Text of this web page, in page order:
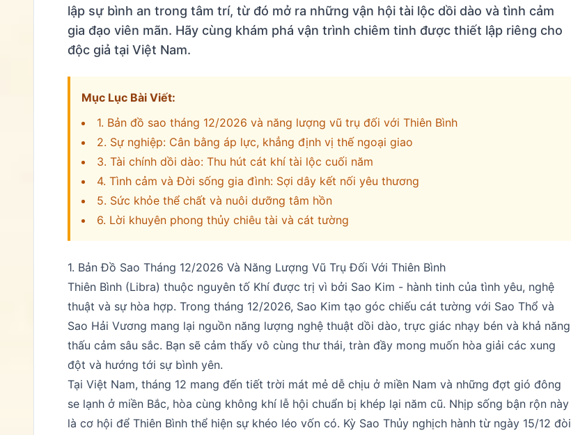
lập sự bình an trong tâm trí, từ đó mở ra những vận hội tài lộc dồi dào và tình cảm
gia đạo viên mãn. Hãy cùng khám phá vận trình chiêm tinh được thiết lập riêng cho
độc giả tại Việt Nam.
Mục Lục Bài Viết:
1. Bản đồ sao tháng 12/2026 và năng lượng vũ trụ đối với Thiên Bình
2. Sự nghiệp: Cân bằng áp lực, khẳng định vị thế ngoại giao
3. Tài chính dồi dào: Thu hút cát khí tài lộc cuối năm
4. Tình cảm và Đời sống gia đình: Sợi dây kết nối yêu thương
5. Sức khỏe thể chất và nuôi dưỡng tâm hồn
6. Lời khuyên phong thủy chiêu tài và cát tường
1. Bản Đồ Sao Tháng 12/2026 Và Năng Lượng Vũ Trụ Đối Với Thiên Bình
Thiên Bình (Libra) thuộc nguyên tố Khí được trị vì bởi Sao Kim - hành tinh của tình yêu, nghệ
thuật và sự hòa hợp. Trong tháng 12/2026, Sao Kim tạo góc chiếu cát tường với Sao Thổ và
Sao Hải Vương mang lại nguồn năng lượng nghệ thuật dồi dào, trực giác nhạy bén và khả năng
thấu cảm sâu sắc. Bạn sẽ cảm thấy vô cùng thư thái, tràn đầy mong muốn hòa giải các xung
đột và hướng tới sự bình yên.
Tại Việt Nam, tháng 12 mang đến tiết trời mát mẻ dễ chịu ở miền Nam và những đợt gió đông
se lạnh ở miền Bắc, hòa cùng không khí lễ hội chuẩn bị khép lại năm cũ. Nhịp sống bận rộn này
là cơ hội để Thiên Bình thể hiện sự khéo léo vốn có. Kỳ Sao Thủy nghịch hành từ ngày 15/12 đòi